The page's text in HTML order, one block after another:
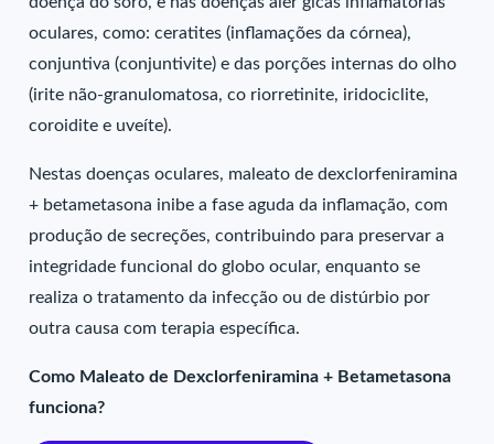
oculares, como: ceratites (inflamações da córnea),
conjuntiva (conjuntivite) e das porções internas do olho
(irite não-granulomatosa, co riorretinite, iridociclite,
coroidite e uveíte).
Nestas doenças oculares, maleato de dexclorfeniramina
+ betametasona inibe a fase aguda da inflamação, com
produção de secreções, contribuindo para preservar a
integridade funcional do globo ocular, enquanto se
realiza o tratamento da infecção ou de distúrbio por
outra causa com terapia específica.
Como Maleato de Dexclorfeniramina + Betametasona
funciona?